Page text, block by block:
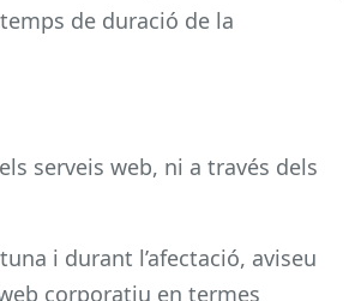
de duració de la
serveis web, ni a través dels
i durant l’afectació, aviseu
corporatiu en termes